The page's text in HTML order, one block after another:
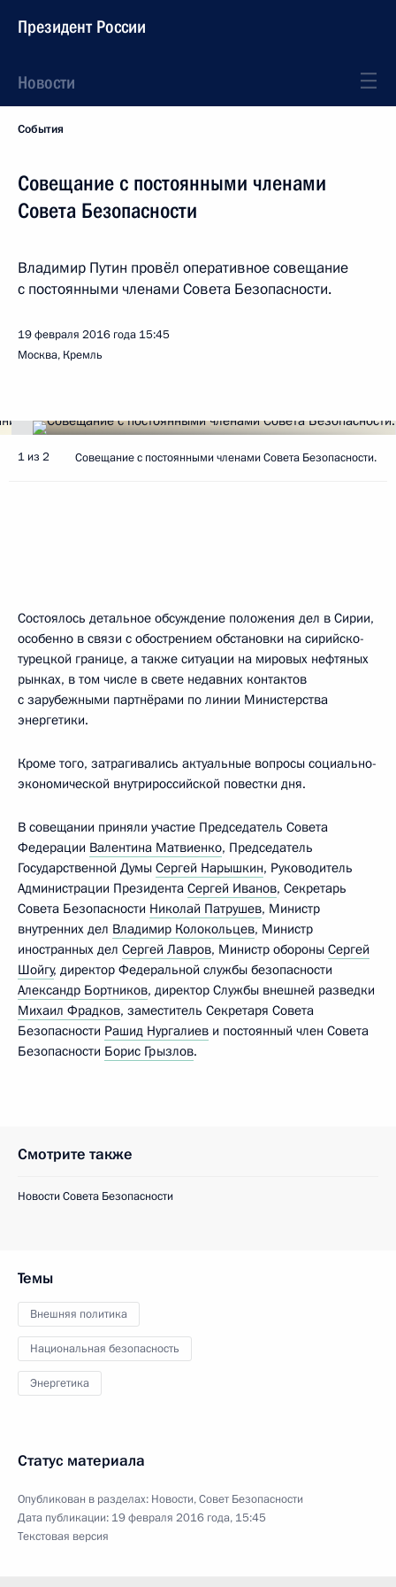
Президент России
Новости
События
Совещание с постоянными членами
Совета Безопасности
Владимир Путин провёл оперативное совещание
с постоянными членами Совета Безопасности.
19 февраля 2016 года 15:45
Москва, Кремль
1 из 2 Совещание с постоянными членами Совета Безопасности.
Состоялось детальное обсуждение положения дел в Сирии,
особенно в связи с обострением обстановки на сирийско-
турецкой границе, а также ситуации на мировых нефтяных
рынках, в том числе в свете недавних контактов
с зарубежными партнёрами по линии Министерства
энергетики.
Кроме того, затрагивались актуальные вопросы социально-
экономической внутрироссийской повестки дня.
В совещании приняли участие Председатель Совета
Федерации Валентина Матвиенко, Председатель
Государственной Думы Сергей Нарышкин, Руководитель
Администрации Президента Сергей Иванов, Секретарь
Совета Безопасности Николай Патрушев, Министр
внутренних дел Владимир Колокольцев, Министр
иностранных дел Сергей Лавров, Министр обороны Сергей
Шойгу, директор Федеральной службы безопасности
Александр Бортников, директор Службы внешней разведки
Михаил Фрадков, заместитель Секретаря Совета
Безопасности Рашид Нургалиев и постоянный член Совета
Безопасности Борис Грызлов.
Смотрите также
Новости Совета Безопасности
Темы
Внешняя политика
Национальная безопасность
Энергетика
Статус материала
Опубликован в разделах: Новости,Совет Безопасности
Дата публикации: 19 февраля 2016 года, 15:45
Текстовая версия